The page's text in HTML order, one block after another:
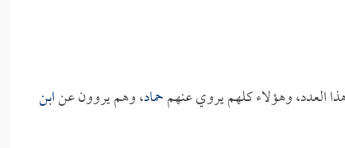
العدد، وهؤلاء كلهم يروي عنهمحماد، وهم يروون عنابن